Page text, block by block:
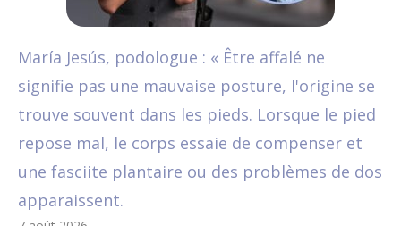
María Jesús, podologue : « Être affalé ne
signifie pas une mauvaise posture, l'origine se
trouve souvent dans les pieds. Lorsque le pied
repose mal, le corps essaie de compenser et
une fasciite plantaire ou des problèmes de dos
apparaissent.